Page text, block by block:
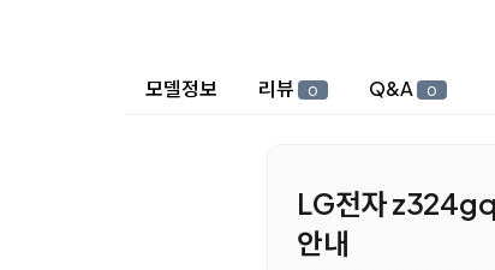
상세 정보
모델정보 리뷰 0 Q&A 0
LG전자
안내